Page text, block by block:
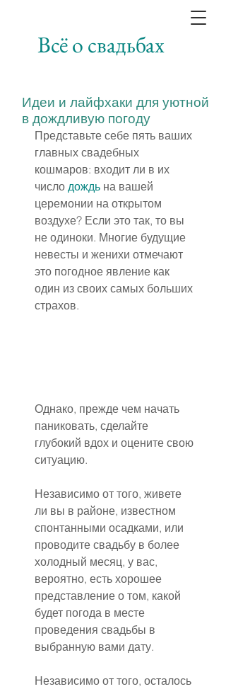
Всё о свадьбах
Идеи и лайфхаки для уютной
в дождливую погоду
Представьте себе пять ваших
главных свадебных
кошмаров: входит ли в их
число дождь на вашей
церемонии на открытом
воздухе? Если это так, то вы
не одиноки. Многие будущие
невесты и женихи отмечают
это погодное явление как
один из своих самых больших
страхов.
Однако, прежде чем начать
паниковать, сделайте
глубокий вдох и оцените свою
ситуацию.
Независимо от того, живете
ли вы в районе, известном
спонтанными осадками, или
проводите свадьбу в более
холодный месяц, у вас,
вероятно, есть хорошее
представление о том, какой
будет погода в месте
проведения свадьбы в
выбранную вами дату.
Независимо от того, осталось